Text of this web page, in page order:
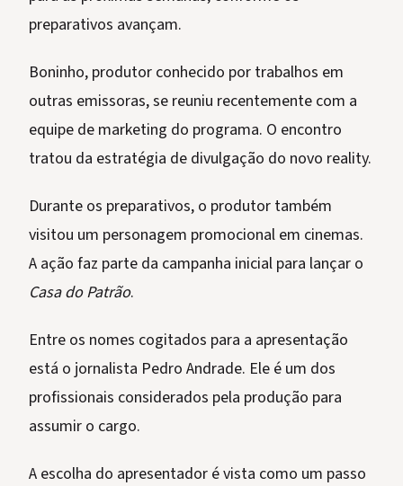
preparativos avançam.
Boninho, produtor conhecido por trabalhos em
outras emissoras, se reuniu recentemente com a
equipe de marketing do programa. O encontro
tratou da estratégia de divulgação do novo reality.
Durante os preparativos, o produtor também
visitou um personagem promocional em cinemas.
A ação faz parte da campanha inicial para lançar o
Casa do Patrão.
Entre os nomes cogitados para a apresentação
está o jornalista Pedro Andrade. Ele é um dos
profissionais considerados pela produção para
assumir o cargo.
A escolha do apresentador é vista como um passo